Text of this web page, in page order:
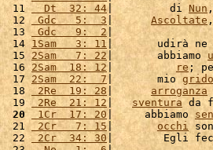
11
  Dt  32: 44
|         di Nun
12 Gdc   5:  3 | Ascoltate
13 Gdc   9:  2 |
14 1Sam   3: 11 |       udirà ne
15 2Sam   7: 22 |       abbiamo
16 2Sam  18: 12| re;
17 2Sam  22:  7 |       mio grido
18
2Re  19: 28 | arroganza
19 2Re  21: 12 | sventura da
20
1Cr  17: 20|     abbiamo
21 2Cr   7: 15 | occhi
22 2Cr  34: 30|        Egli